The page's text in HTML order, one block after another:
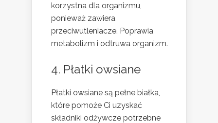
korzystna dla organizmu,
ponieważ zawiera
przeciwutleniacze. Poprawia
metabolizm i odtruwa organizm.
4. Płatki owsiane
Płatki owsiane są pełne białka,
które pomoże Ci uzyskać
składniki odżywcze potrzebne